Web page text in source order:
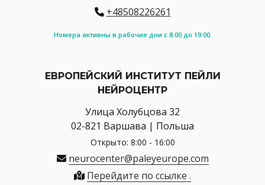
+48508226261
Номера активны в рабочие дни с 8:00 до 19:00.
ЕВРОПЕЙСКИЙ ИНСТИТУТ ПЕЙЛИ
НЕЙРОЦЕНТР
Улица Холубцова 32
02-821 Варшава | Польша
Открыто: 8:00 - 16:00
neurocenter@paleyeurope.com
Перейдите по ссылке .